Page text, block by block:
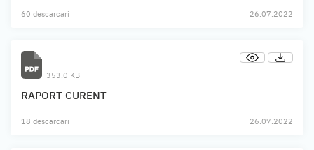
60 descarcari 26.07.2022
353.0 KB
RAPORT CURENT
18 descarcari 26.07.2022